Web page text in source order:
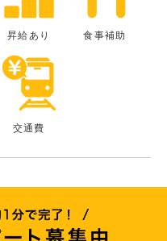
昇給あり 食事補助
交通費